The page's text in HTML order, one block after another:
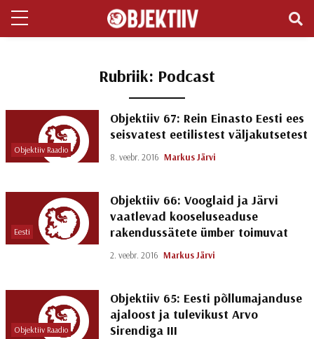
Rubriik: Podcast
Objektiiv Raadio
Objektiiv 67: Rein Einasto Eesti ees
seisvatest eetilistest väljakutsetest
8. veebr. 2016 Markus Järvi
Eesti
Objektiiv 66: Vooglaid ja Järvi
vaatlevad kooseluseaduse
rakendussätete ümber toimuvat
2. veebr. 2016 Markus Järvi
Objektiiv Raadio
Objektiiv 65: Eesti põllumajanduse
ajaloost ja tulevikust Arvo
Sirendiga III